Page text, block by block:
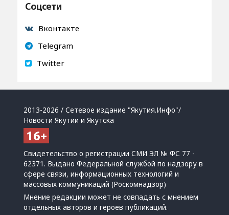
Соцсети
Вконтакте
Telegram
Twitter
2013-2026 / Сетевое издание "Якутия.Инфо"/
Новости Якутии и Якутска
Свидетельство о регистрации СМИ ЭЛ № ФС 77 -
62371. Выдано Федеральной службой по надзору в
сфере связи, информационных технологий и
массовых коммуникаций (Роскомнадзор)
Мнение редакции может не совпадать с мнением
отдельных авторов и героев публикаций.